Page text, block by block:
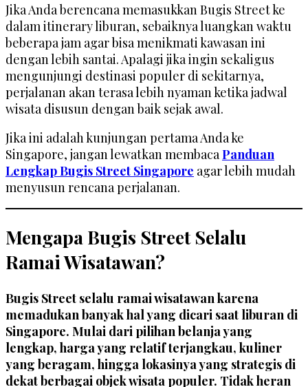
Jika Anda berencana memasukkan Bugis Street ke
dalam itinerary liburan, sebaiknya luangkan waktu
beberapa jam agar bisa menikmati kawasan ini
dengan lebih santai. Apalagi jika ingin sekaligus
mengunjungi destinasi populer di sekitarnya,
perjalanan akan terasa lebih nyaman ketika jadwal
wisata disusun dengan baik sejak awal.
Jika ini adalah kunjungan pertama Anda ke
Singapore, jangan lewatkan membacaPanduan
Lengkap Bugis Street Singapore agar lebih mudah
menyusun rencana perjalanan.
Mengapa Bugis Street Selalu
Ramai Wisatawan?
Bugis Street selalu ramai wisatawan karena
memadukan banyak hal yang dicari saat liburan di
Singapore. Mulai dari pilihan belanja yang
lengkap, harga yang relatif terjangkau, kuliner
yang beragam, hingga lokasinya yang strategis di
dekat berbagai objek wisata populer. Tidak heran